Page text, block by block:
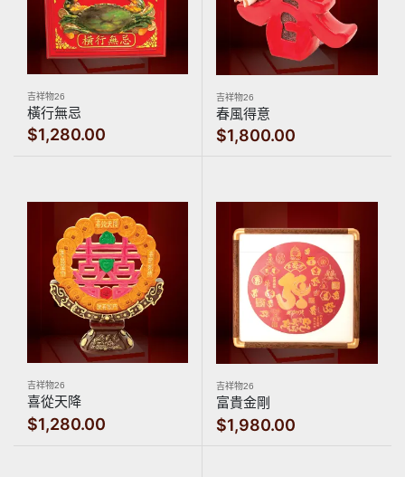
吉祥物26
橫行無忌
$1,280.00
吉祥物26
春風得意
$1,800.00
吉祥物26
喜從天降
$1,280.00
吉祥物26
富貴金剛
$1,980.00